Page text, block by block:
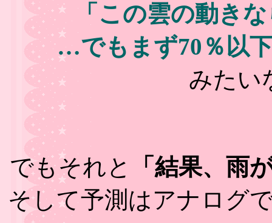
「この雲の動き
…でもまず70％以
みたい
でもそれと
「結果、雨
そして予測はアナログ